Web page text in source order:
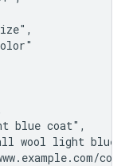
blue coat",
wool light blue